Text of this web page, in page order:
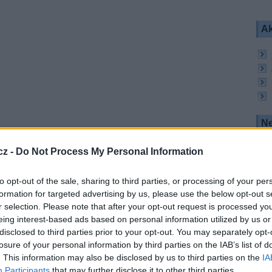
- Do Not Process My Personal Information
opt-out of the sale, sharing to third parties, or processing of your
for targeted advertising by us, please use the below opt-out
selection. Please note that after your opt-out request is processed
interest-based ads based on personal information utilized by us
to third parties prior to your opt-out. You may separately
of your personal information by third parties on the IAB’s list of
This information may also be disclosed by us to third parties on the
Participants that may further disclose it to other third parties.
společností Great Wall Industry ohledně
aparátu s čínskými bankami.